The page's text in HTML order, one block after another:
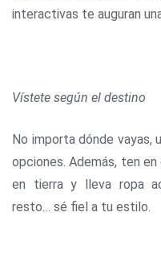
interactivas te auguran
Vístete según el destino
No importa dónde vayas,
opciones. Además, ten
en tierra y lleva ropa
resto… sé fiel a tu estilo.